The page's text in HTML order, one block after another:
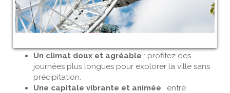
Un climat doux et agréable : profitez des
journées plus longues pour explorer la ville sans
précipitation.
Une capitale vibrante et animée : entre